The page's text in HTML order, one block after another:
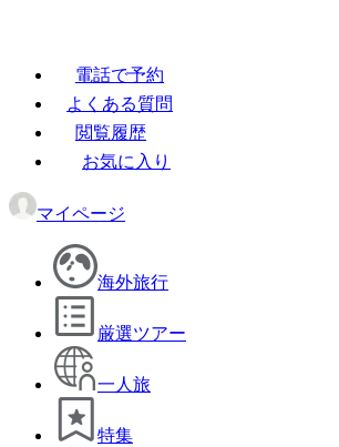
電話で予約
よくある質問
閲覧履歴
お気に入り
マイページ
海外旅行
厳選ツアー
一人旅
特集